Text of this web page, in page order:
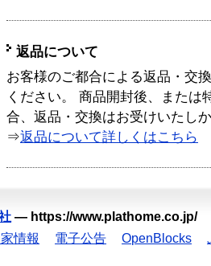
返品について
お客様のご都合による返品・交
ください。 商品開封後、または
合、返品・交換はお受けいたし
⇒返品について詳しくはこちら
— https://www.plathome.co.jp/
情報 電子公告 OpenBlocks